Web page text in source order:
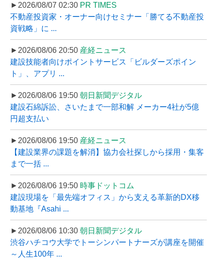
►2026/08/07 02:30 PR TIMES
不動産投資家・オーナー向けセミナー「勝てる不動産投
資戦略」に ...
►2026/08/06 20:50 産経ニュース
建設技能者向けポイントサービス「ビルダーズポイン
ト」、アプリ ...
►2026/08/06 19:50 朝日新聞デジタル
建設石綿訴訟、さいたまで一部和解 メーカー4社が5億
円超支払い
►2026/08/06 19:50 産経ニュース
【建設業界の課題を解消】協力会社探しから採用・集客
まで一括 ...
►2026/08/06 19:50 時事ドットコム
建設現場を「最先端オフィス」から支える革新的DX移
動基地『Asahi ...
►2026/08/06 10:30 朝日新聞デジタル
渋谷ハチコウ大学でトーシンパートナーズが講座を開催
～人生100年 ...